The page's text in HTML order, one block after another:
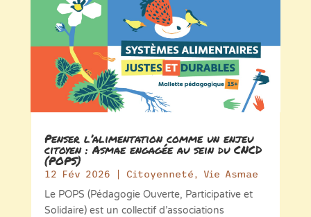
Penser l’alimentation comme un enjeu
citoyen : Asmae engagée au sein du CNCD
(POPS)
12 Fév 2026 Citoyenneté, Vie Asmae
Le POPS (Pédagogie Ouverte, Participative et
Solidaire) est un collectif d’associations